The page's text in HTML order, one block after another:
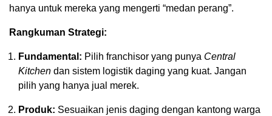
hanya untuk mereka yang mengerti “medan perang”.
Rangkuman Strategi:
Fundamental: Pilih franchisor yang punya Central
Kitchen dan sistem logistik daging yang kuat. Jangan
pilih yang hanya jual merek.
Produk: Sesuaikan jenis daging dengan kantong warga